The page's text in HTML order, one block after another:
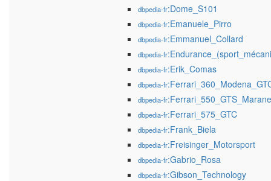
dbpedia-fr:Dome_S101
dbpedia-fr:Emanuele_Pirro
dbpedia-fr:Emmanuel_Collard
dbpedia-fr
dbpedia-fr:Erik_Comas
dbpedia-fr
dbpedia-fr
dbpedia-fr:Ferrari_575_GTC
dbpedia-fr:Frank_Biela
dbpedia-fr:Freisinger_Motorsport
dbpedia-fr:Gabrio_Rosa
dbpedia-fr:Gibson_Technology